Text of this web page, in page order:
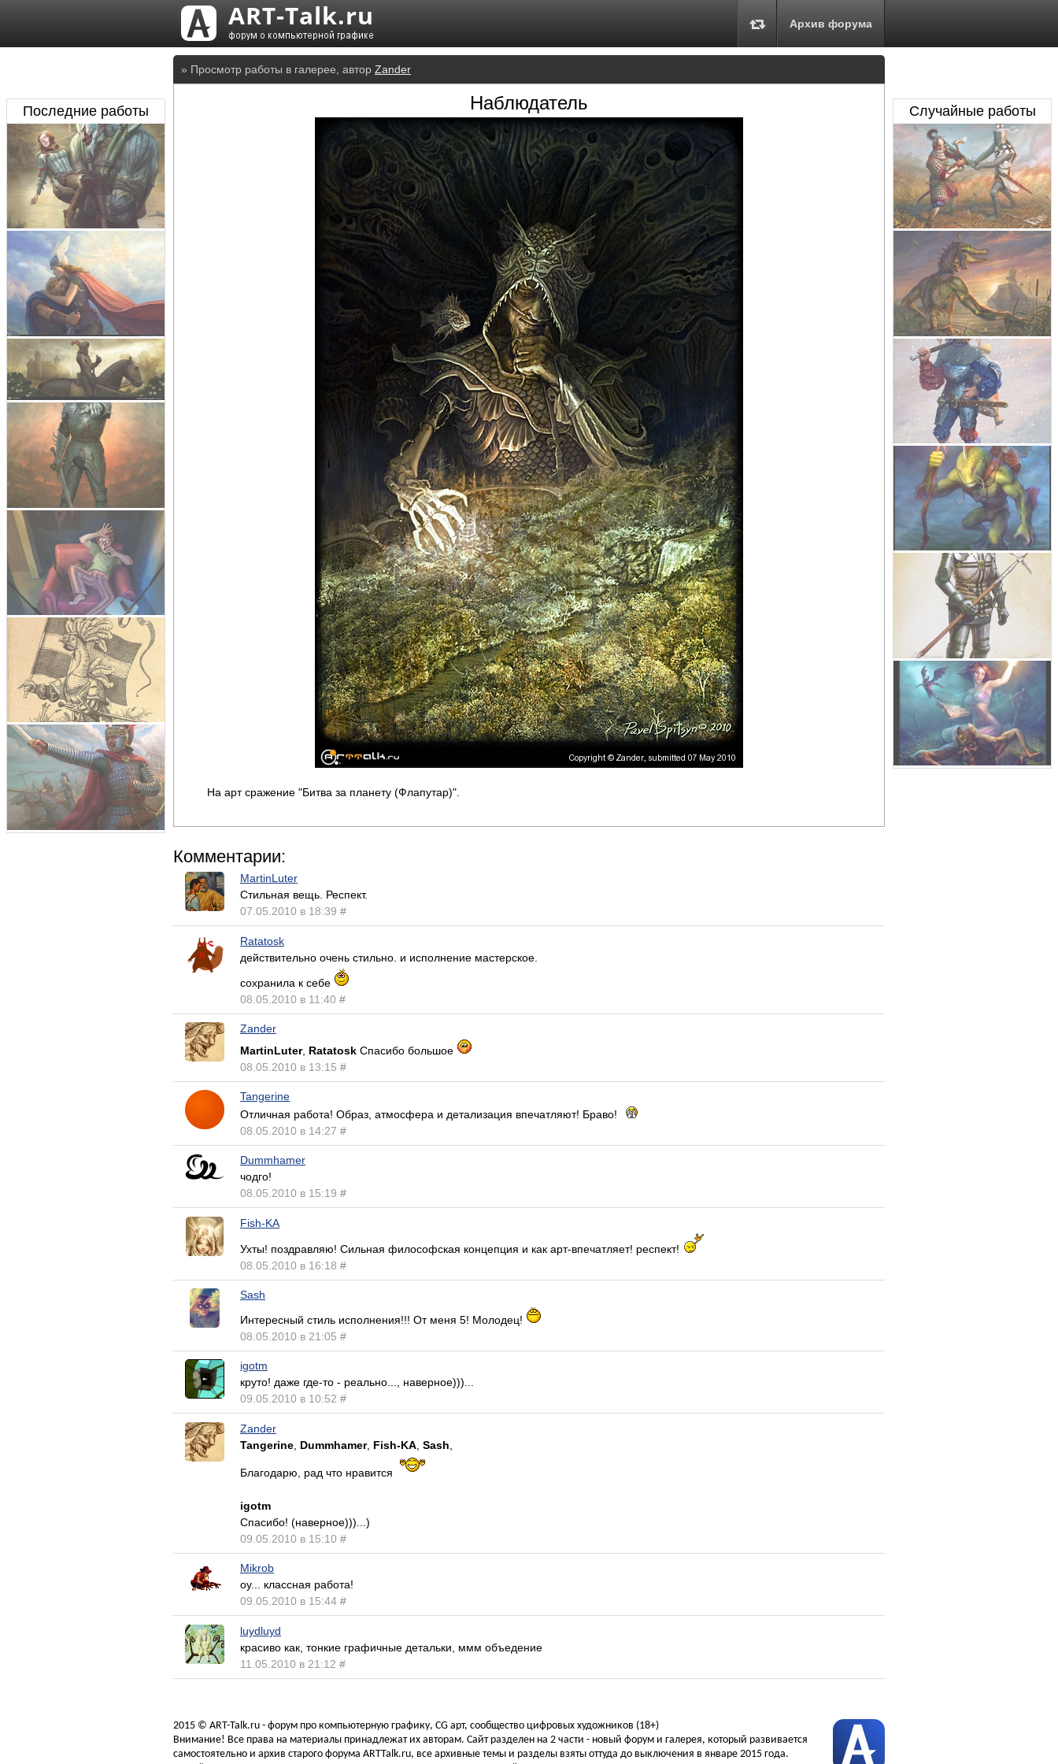
Архив форума
» Просмотр работы в галерее, автор Zander
Наблюдатель
На арт сражение "Битва за планету (Флапутар)".
Комментарии:
MartinLuter
Стильная вещь. Респект.
07.05.2010 в 18:39 #
Ratatosk
действительно очень стильно. и исполнение мастерское.
сохранила к себе
08.05.2010 в 11:40 #
Zander
MartinLuter, Ratatosk Спасибо большое
08.05.2010 в 13:15 #
Tangerine
Отличная работа! Образ, атмосфера и детализация впечатляют! Браво!
08.05.2010 в 14:27 #
Dummhamer
чодго!
08.05.2010 в 15:19 #
Fish-KA
Ухты! поздравляю! Сильная философская концепция и как арт-впечатляет! респект!
08.05.2010 в 16:18 #
Sash
Интересный стиль исполнения!!! От меня 5! Молодец!
08.05.2010 в 21:05 #
igotm
круто! даже где-то - реально..., наверное)))...
09.05.2010 в 10:52 #
Zander
Tangerine Dummhamer, Fish-KA Sash
Благодарю, рад что нравится
igotm
Спасибо! (наверное)))...)
09.05.2010 в 15:10 #
Mikrob
оу... классная работа!
09.05.2010 в 15:44 #
luydluyd
красиво как, тонкие графичные детальки, ммм объедение
11.05.2010 в 21:12 #
Последние работы Случайные работы
2015 © ART-Talk.ru - форум про компьютерную графику, CG арт, сообщество цифровых художников (18+)
Внимание! Все права на материалы принадлежат их авторам. Сайт разделен на 2 части - новый форум и галерея, который развивается
самостоятельно и архив старого форума ARTTalk.ru, все архивные темы и разделы взяты оттуда до выключения в январе 2015 года.